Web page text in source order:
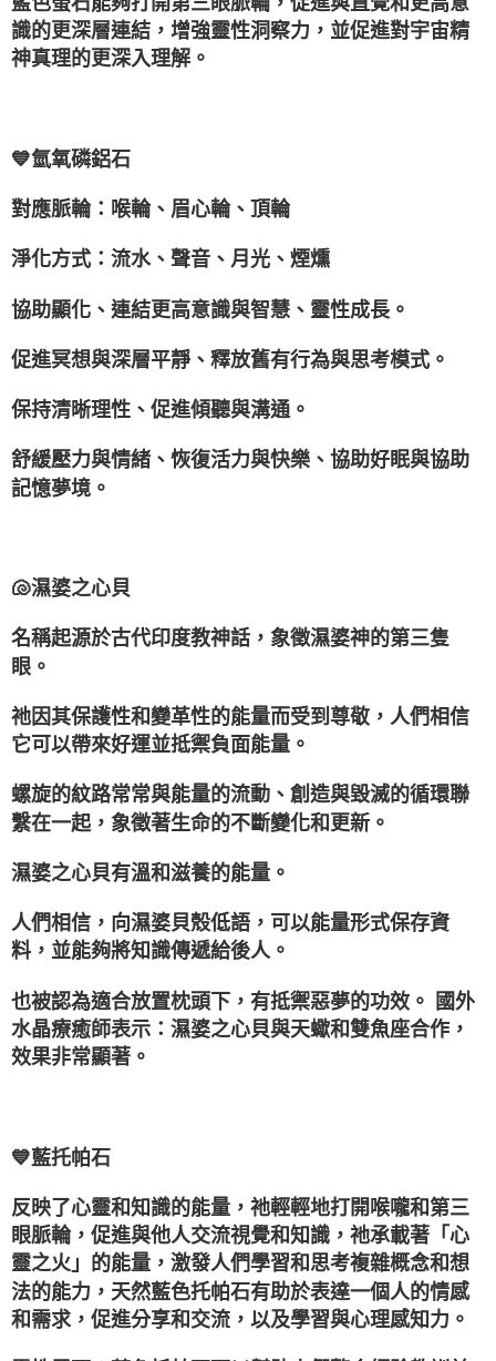
識的更深層連結，增強靈性洞察力，並促進對宇宙精
神真理的更深入理解。
💙氫氧磷鋁石
對應脈輪：喉輪、眉心輪、頂輪
淨化方式：流水、聲音、月光、煙燻
協助顯化、連結更高意識與智慧、靈性成長。
促進冥想與深層平靜、釋放舊有行為與思考模式。
保持清晰理性、促進傾聽與溝通。
舒緩壓力與情緒、恢復活力與快樂、協助好眠與協助
記憶夢境。
🐚濕婆之心貝
名稱起源於古代印度教神話，象徵濕婆神的第三隻
眼。
祂因其保護性和變革性的能量而受到尊敬，人們相信
它可以帶來好運並抵禦負面能量。
螺旋的紋路常常與能量的流動、創造與毀滅的循環聯
繫在一起，象徵著生命的不斷變化和更新。
濕婆之心貝有溫和滋養的能量。
人們相信，向濕婆貝殼低語，可以能量形式保存資
料，並能夠將知識傳遞給後人。
也被認為適合放置枕頭下，有抵禦惡夢的功效。 國外
水晶療癒師表示：濕婆之心貝與天蠍和雙魚座合作，
效果非常顯著。
💙藍托帕石
反映了心靈和知識的能量，祂輕輕地打開喉嚨和第三
眼脈輪，促進與他人交流視覺和知識，祂承載著「心
靈之火」的能量，激發人們學習和思考複雜概念和想
法的能力，天然藍色托帕石有助於表達一個人的情感
和需求，促進分享和交流，以及學習與心理感知力。